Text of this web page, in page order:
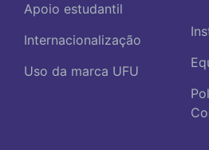
Apoio estudantil
Internacionalização
Uso da marca UFU